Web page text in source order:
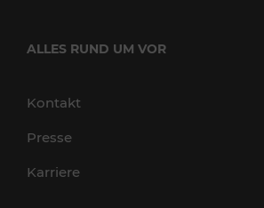
ALLES RUND UM VOR
Kontakt
Presse
Karriere